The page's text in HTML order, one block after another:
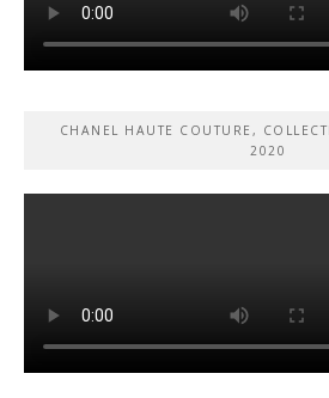
CHANEL HAUTE COUTURE,
2020